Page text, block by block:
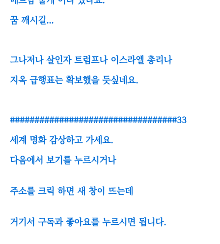
꿈 깨시길...
그나저나 살인자 트럼프나 이스라엘 총리나
지옥 급행표는 확보했을 듯싶네요.
##################################33
세계 명화 감상하고 가세요.
다음에서 보기를 누르시거나
주소를 크릭 하면 새 창이 뜨는데
거기서 구독과 좋아요를 누르시면 됩니다.